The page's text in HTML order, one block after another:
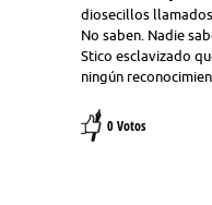
diosecillos
No saben. Nadie
Stico esclavizado
ningún
0 Votos